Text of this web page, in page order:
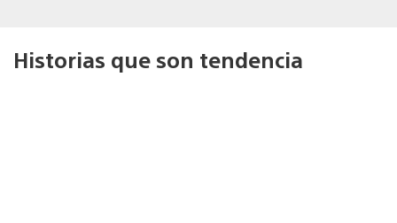
Historias que son tendencia